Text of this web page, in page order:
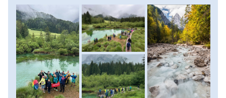
részén Kranjska Gora alpesi üdülő helyén lesz. Kora délután
érkezünk meg első állomásunkhoz, a Martuljek-vízeséshez.
Gozd Martuljek településről elindulva egy látványos
szurdokban, alpesi rétek közt kanyargunk, körülöttünk
pedig ezres-kétezres hegyek szédületes látványa vesz körül
minket. Az útvonal az alsó vízesés látványáig kényelmesen
kiépített. Innen csodáljuk meg mi is a többlépcsős vízesést
és a környező panorámát, majd visszatérünk buszunkhoz
és a közeli Zelenci nevű elképesztő zöld vizű kartszforrást